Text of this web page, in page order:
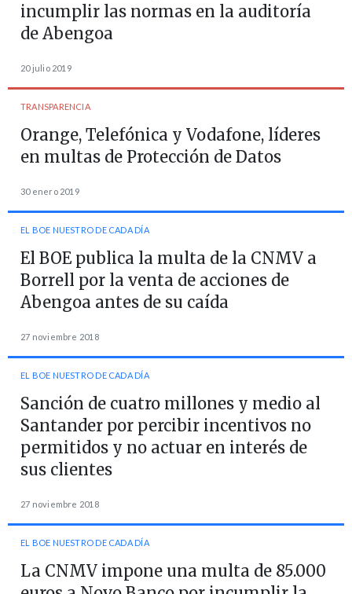
incumplir las normas en la auditoría
de Abengoa
20 julio 2019
TRANSPARENCIA
Orange, Telefónica y Vodafone, líderes
en multas de Protección de Datos
30 enero 2019
EL BOE NUESTRO DE CADA DÍA
El BOE publica la multa de la CNMV a
Borrell por la venta de acciones de
Abengoa antes de su caída
27 noviembre 2018
EL BOE NUESTRO DE CADA DÍA
Sanción de cuatro millones y medio al
Santander por percibir incentivos no
permitidos y no actuar en interés de
sus clientes
27 noviembre 2018
EL BOE NUESTRO DE CADA DÍA
La CNMV impone una multa de 85.000